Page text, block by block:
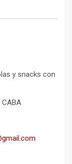
y snacks con